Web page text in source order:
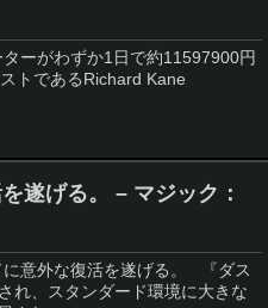
ーがわずか1日で約11597900円
トであるRichard Kane
遂げる。 – マジック：
に意外な復活を遂げる。 『ダス
れ、スタンダード環境に大きな